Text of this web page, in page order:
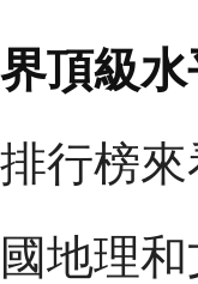
界頂級水
排行榜
國地理